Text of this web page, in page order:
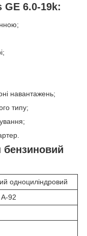
GE 6.0-19k:
навантажень;
типу;
бензиновий
одноциліндровий
92